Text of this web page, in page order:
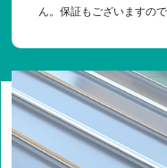
ん。保証もございますの